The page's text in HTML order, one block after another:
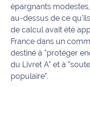
Météo
Politique
Santé
Social
épargnants
au-dessus de ce
de calcul avait été
France dans un
destiné à "protéger
du Livret A" et à
populaire".